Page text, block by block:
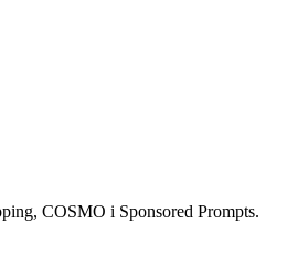
COSMO i Sponsored Prompts.